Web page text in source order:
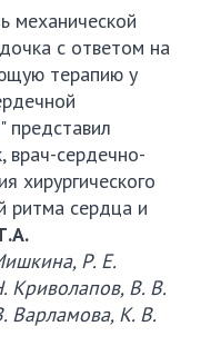
механической
с ответом на
терапию у
врач-сердечно-
хирургического
ритма сердца и
Р. Е.
Криволапов, В. В.
Варламова, К. В.